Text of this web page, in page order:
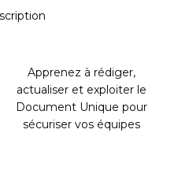
Apprenez à rédiger,
actualiser et exploiter le
Document Unique pour
sécuriser vos équipes